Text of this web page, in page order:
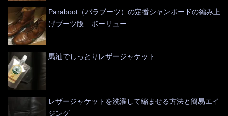
Paraboot（パラブーツ）の定番シャンボードの編み上
げブーツ版 ボーリュー
馬油でしっとりレザージャケット
レザージャケットを洗濯して縮ませる方法と簡易エイ
ジング